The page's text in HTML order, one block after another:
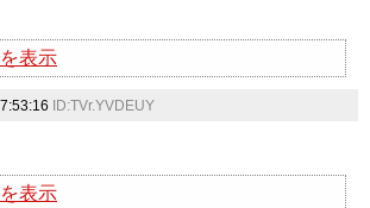
表示
ID:TVr.YVDEUY
表示